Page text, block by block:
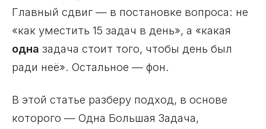
Главный сдвиг — в постановке вопроса: не
«как уместить 15 задач в день», а «какая
одна задача стоит того, чтобы день был
ради неё». Остальное — фон.
В этой статье разберу подход, в основе
которого — Одна Большая Задача,